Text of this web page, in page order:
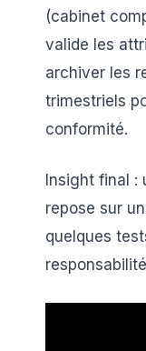
(cabinet
valide les
archiver les
trimestriels
conformité.
Insight final :
repose sur
quelques